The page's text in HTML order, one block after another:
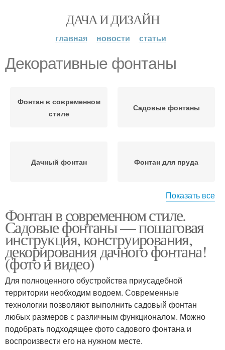
ДАЧА И ДИЗАЙН
главная новости статьи
Декоративные фонтаны
Фонтан в современном
стиле
Садовые фонтаны
Дачный фонтан Фонтан для пруда
Погружные фонтаны Фонтан в виде
Место для фонтана
Фонтан с
дополнительными
источниками
Фонтан на участке
Показать все
Фонтан в современном стиле.
Садовые фонтаны — пошаговая
инструкция, конструирования,
декорирования дачного фонтана!
(фото и видео)
Для полноценного обустройства приусадебной
территории необходим водоем. Современные
технологии позволяют выполнить садовый фонтан
любых размеров с различным функционалом. Можно
подобрать подходящее фото садового фонтана и
воспроизвести его на нужном месте.